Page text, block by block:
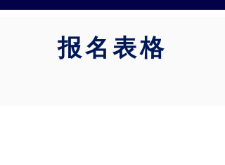
报名表格